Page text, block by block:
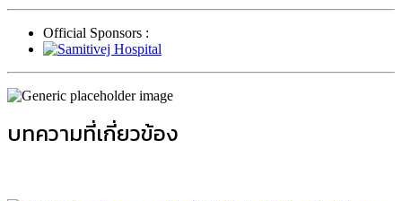
Official Sponsors :
บทความที่เกี่ยวข้อง